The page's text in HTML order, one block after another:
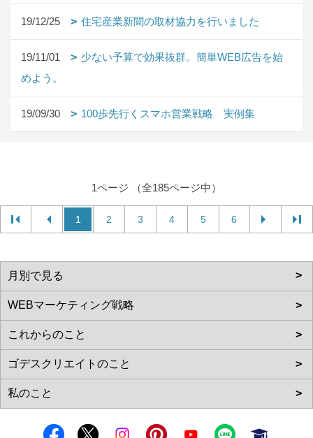
19/12/25 住宅産業新聞の取材協力を行いました
19/11/01
少ない予算で効果抜群。簡単WEB広告を始
めよう。
19/09/30 100歩先行くスマホ営業戦略 実例集
1ページ （全185ページ中）
1 2 3 4 5 6